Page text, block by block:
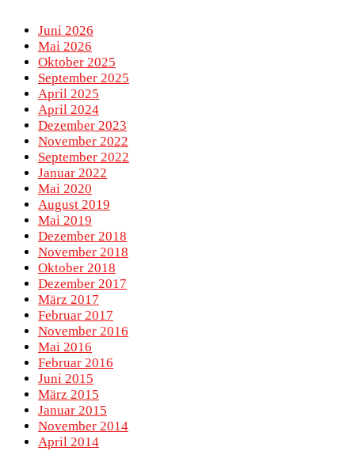
Juni 2026
Mai 2026
Oktober 2025
September 2025
April 2025
April 2024
Dezember 2023
November 2022
September 2022
Januar 2022
Mai 2020
August 2019
Mai 2019
Dezember 2018
November 2018
Oktober 2018
Dezember 2017
März 2017
Februar 2017
November 2016
Mai 2016
Februar 2016
Juni 2015
März 2015
Januar 2015
November 2014
April 2014